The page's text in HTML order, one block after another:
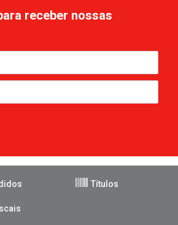
receber nossas
Títulos